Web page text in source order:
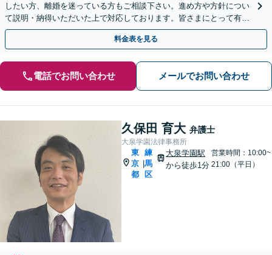
したい方、離婚を迷っている方もご相談下さい。進め方や方針につい
て説明・納得いただいた上で対応しております。皆さまにとって有利
な解決へ向け尽力【夜間・休日相談可｜WEB面談可】
料金表を見る
電話でお問い合わせ メールでお問い合わせ
久保田 育大 弁護士
大泉学園法律事務所
東
京
都
|
練
馬
区
大泉学園駅
から徒歩1分
営業時間：10:00~
21:00（平日）